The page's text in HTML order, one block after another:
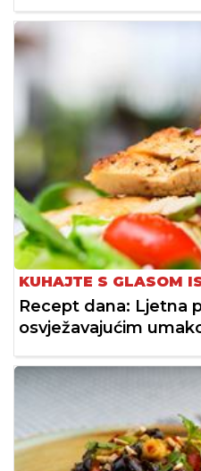
KUHAJTE S GLASOM
Recept dana: Ljetna
osvježavajućim